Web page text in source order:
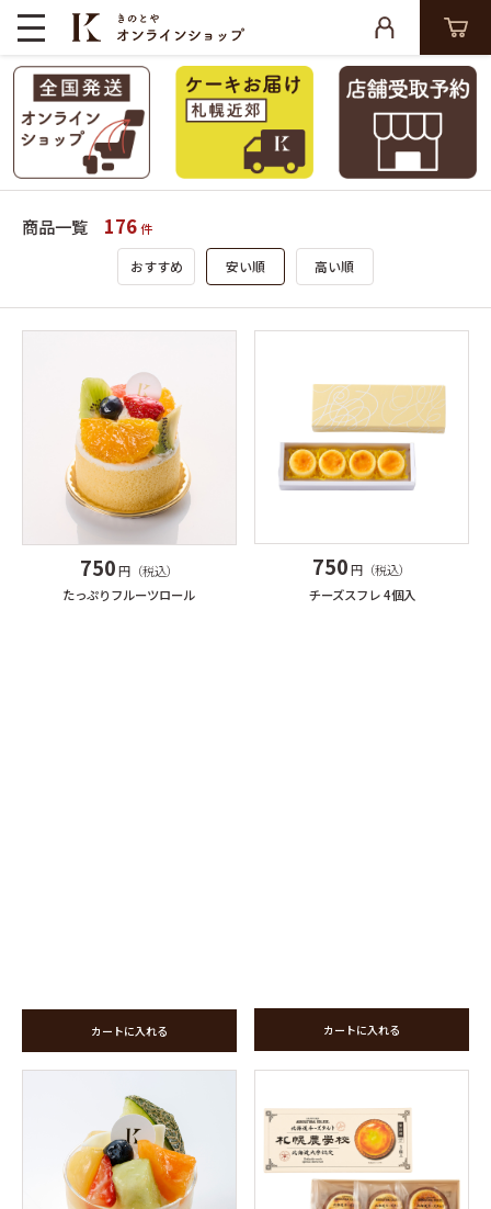
商品一覧 176件
おすすめ 安い順 高い順
750円（税込）
たっぷりフルーツロール
カートに入れる
750円（税込）
チーズスフレ 4個入
カートに入れる